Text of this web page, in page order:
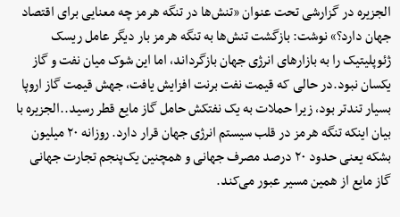
الجزیره در گزارشی تحت عنوان «تنش‌ها در تنگه هرمز چه معنایی برای اقتصاد
جهان دارد؟» نوشت: بازگشت تنش‌ها به تنگه هرمز بار دیگر عامل ریسک
ژئوپلیتیک را به بازارهای انرژی جهان بازگرداند، اما این شوک میان نفت و گاز
یکسان نبود.در حالی که قیمت نفت برنت افزایش یافت، جهش قیمت گاز اروپا
بسیار تندتر بود، زیرا حملات به یک نفتکش حامل گاز مایع قطر رسید..الجزیره با
بیان اینکه تنگه هرمز در قلب سیستم انرژی جهان قرار دارد. روزانه ۲۰ میلیون
بشکه یعنی حدود ۲۰ درصد مصرف جهانی و همچنین یک‌پنجم تجارت جهانی
گاز مایع از همین مسیر عبور می‌کند.